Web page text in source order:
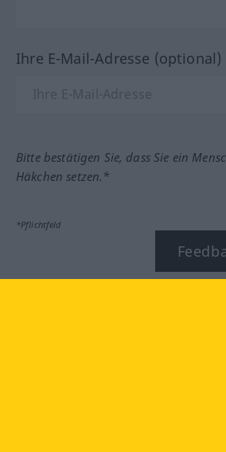
Ihre E-Mail-Adresse (optional)
Bitte bestätigen Sie, dass Sie ein
Häkchen setzen.*
*Pflichtfeld